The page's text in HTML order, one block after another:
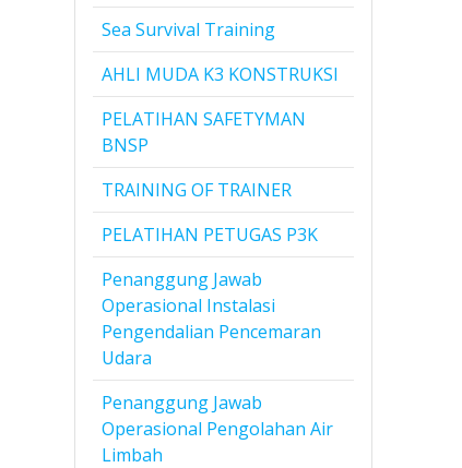
Sea Survival Training
AHLI MUDA K3 KONSTRUKSI
PELATIHAN SAFETYMAN
BNSP
TRAINING OF TRAINER
PELATIHAN PETUGAS P3K
Penanggung Jawab
Operasional Instalasi
Pengendalian Pencemaran
Udara
Penanggung Jawab
Operasional Pengolahan Air
Limbah